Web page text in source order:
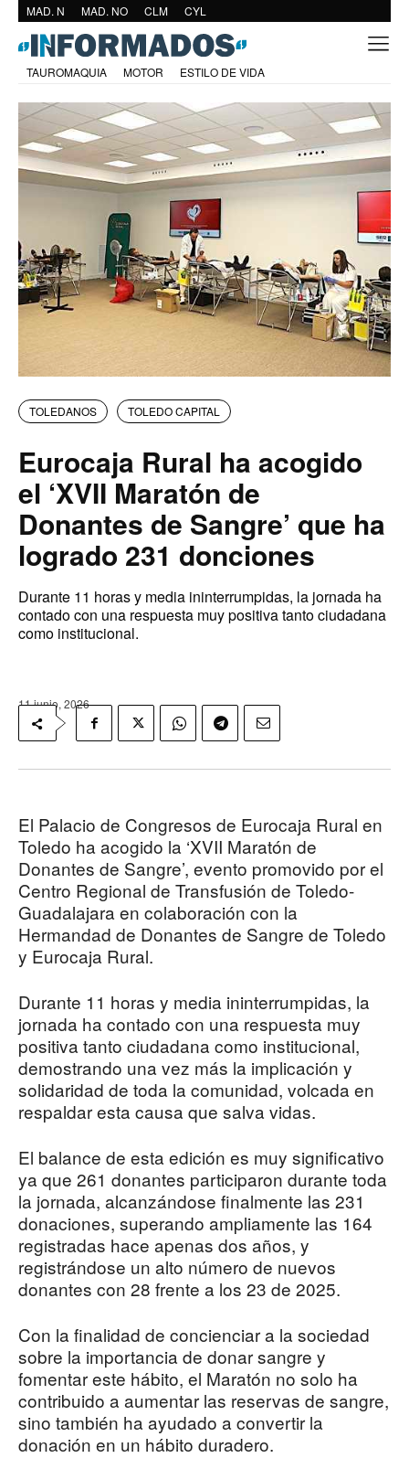
MAD. N MAD. NO CLM CYL
TAUROMAQUIA MOTOR ESTILO DE VIDA
TOLEDANOS TOLEDO CAPITAL
Eurocaja Rural ha acogido
el ‘XVII Maratón de
Donantes de Sangre’ que ha
logrado 231 donciones
Durante 11 horas y media ininterrumpidas, la jornada ha
contado con una respuesta muy positiva tanto ciudadana
como institucional.
11 junio, 2026
El Palacio de Congresos de Eurocaja Rural en
Toledo ha acogido la ‘XVII Maratón de
Donantes de Sangre’, evento promovido por el
Centro Regional de Transfusión de Toledo-
Guadalajara en colaboración con la
Hermandad de Donantes de Sangre de Toledo
y Eurocaja Rural.
Durante 11 horas y media ininterrumpidas, la
jornada ha contado con una respuesta muy
positiva tanto ciudadana como institucional,
demostrando una vez más la implicación y
solidaridad de toda la comunidad, volcada en
respaldar esta causa que salva vidas.
El balance de esta edición es muy significativo
ya que 261 donantes participaron durante toda
la jornada, alcanzándose finalmente las 231
donaciones, superando ampliamente las 164
registradas hace apenas dos años, y
registrándose un alto número de nuevos
donantes con 28 frente a los 23 de 2025.
Con la finalidad de concienciar a la sociedad
sobre la importancia de donar sangre y
fomentar este hábito, el Maratón no solo ha
contribuido a aumentar las reservas de sangre,
sino también ha ayudado a convertir la
donación en un hábito duradero.